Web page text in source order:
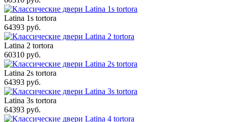
Latina 1s tortora
64393 руб.
Latina 2 tortora
60310 руб.
Latina 2s tortora
64393 руб.
Latina 3s tortora
64393 руб.